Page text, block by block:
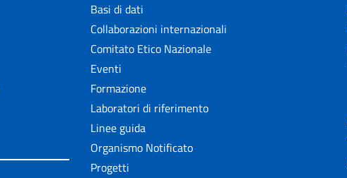
Basi di dati
Collaborazioni internazionali
Comitato Etico Nazionale
Eventi
Formazione
Laboratori di riferimento
Linee guida
Organismo Notificato
Progetti